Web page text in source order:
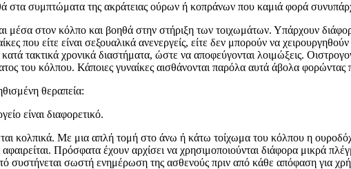
στα συμπτώματα της ακράτειας ούρων ή κοπράνων που καμιά φορά
μέσα στον κόλπο και βοηθά στην στήριξη των τοιχωμάτων. Υπάρχουν
που είτε είναι σεξουαλικά ανενεργείς, είτε δεν μπορούν να
κατά τακτικά χρονικά διαστήματα, ώστε να αποφεύγονται λοιμώξεις.
του κόλπου. Κάποιες γυναίκες αισθάνονται παρόλα αυτά άβολα
θεραπεία:
είναι διαφορετικό.
κολπικά. Με μια απλή τομή στο άνω ή κάτω τοίχωμα του κόλπου η
Πρόσφατα έχουν αρχίσει να χρησιμοποιούνται διάφορα μικρά
συστήνεται σωστή ενημέρωση της ασθενούς πριν από κάθε απόφαση για